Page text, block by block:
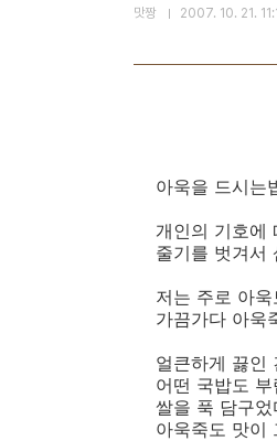
맛짱 2007. 10. 21.
아욱을 드시는
개인의 기호에
줄기를 벗겨서
저는 주로 아
가끔가다 아욱
얼큰하게 끓인
어떤 국밥도
쌀을 푹 담구
아욱죽도 맛이